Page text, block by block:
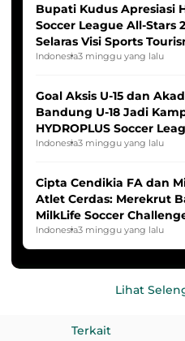
Bupati Kudus Apresiasi
Soccer League All-Stars
Selaras Visi Sports
Indonesia3 minggu yang lalu
Goal Aksis U-15 dan
Bandung U-18 Jadi
HYDROPLUS Soccer
2025/2026
Indonesia3 minggu yang lalu
Cipta Cendikia FA dan
Atlet Cerdas: Merekrut
MilkLife Soccer
HYDROPLUS Soccer
Indonesia3 minggu yang lalu
Lihat
Terkait